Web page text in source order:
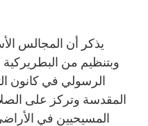
يذكر أن المجالس
وبتنظيم من البطريركية
الرسولي في كانون
المقدسة وتركز على
المسيحيين في